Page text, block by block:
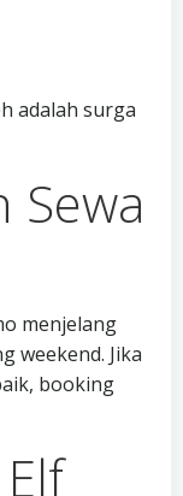
adalah surga
Sewa
menjelang
weekend. Jika
booking